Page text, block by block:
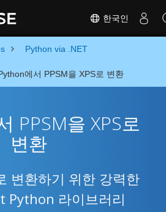
한국인
Python via .NET
에서 PPSM을 XPS로 변환
PPSM을 XPS로
변환
변환하기 위한 강력한
Python 라이브러리